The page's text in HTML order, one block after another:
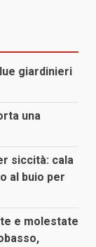
giardinieri
una
siccità: cala
al buio per
e molestate